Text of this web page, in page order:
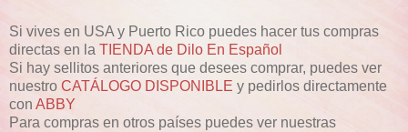
Si vives en USA y Puerto Rico puedes hacer tus compras
directas en la TIENDA de Dilo En Español
Si hay sellitos anteriores que desees comprar, puedes ver
nuestro CATÁLOGO DISPONIBLE y pedirlos directamente
con ABBY
Para compras en otros países puedes ver nuestras